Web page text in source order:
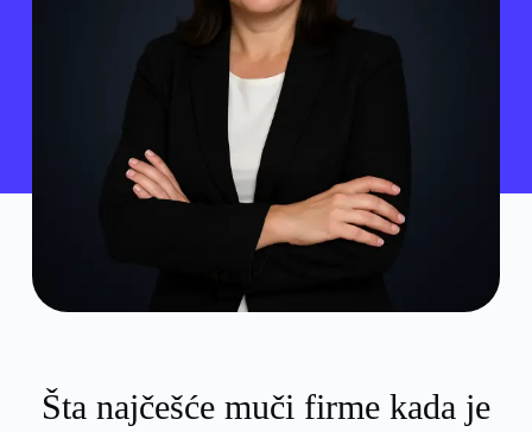
Šta najčešće muči firme kada je